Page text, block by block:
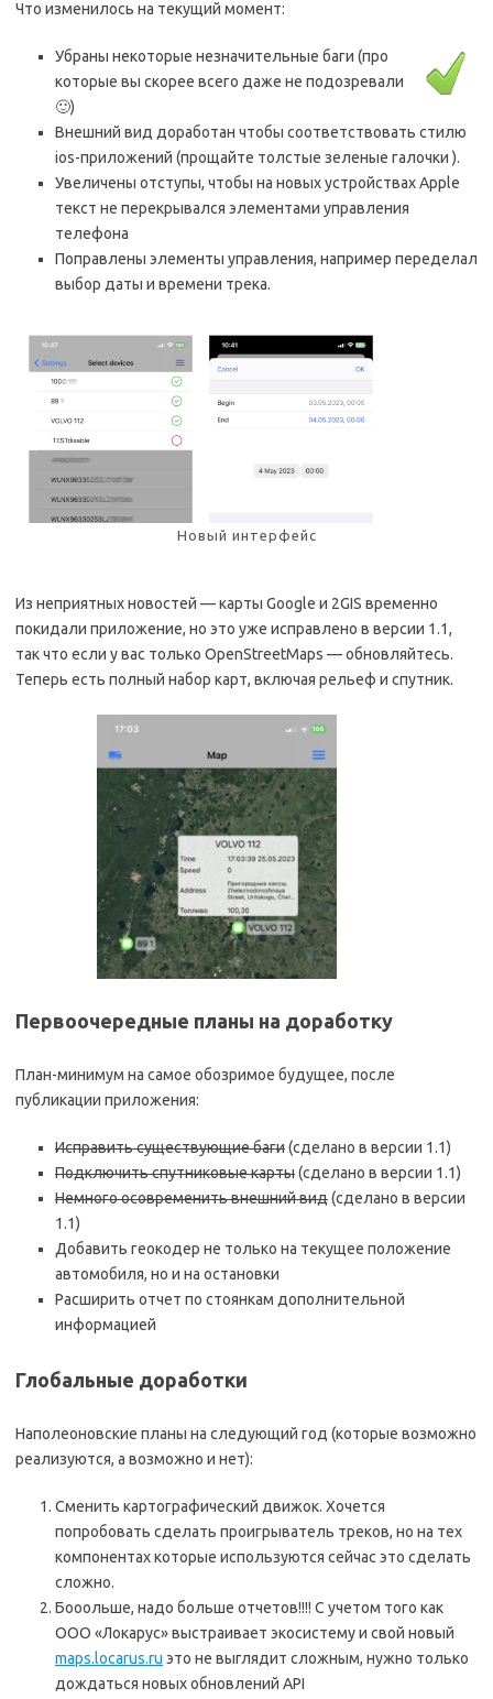
Что изменилось на текущий момент:
Убраны некоторые незначительные баги (про
которые вы скорее всего даже не подозревали
🙂)
Внешний вид доработан чтобы соответствовать стилю
ios-приложений (прощайте толстые зеленые галочки ).
Увеличены отступы, чтобы на новых устройствах Apple
текст не перекрывался элементами управления
телефона
Поправлены элементы управления, например переделал
выбор даты и времени трека.
Новый интерфейс
Из неприятных новостей — карты Google и 2GIS временно
покидали приложение, но это уже исправлено в версии 1.1,
так что если у вас только OpenStreetMaps — обновляйтесь.
Теперь есть полный набор карт, включая рельеф и спутник.
Первоочередные планы на доработку
План-минимум на самое обозримое будущее, после
публикации приложения:
Исправить существующие баги(сделано в версии 1.1)
Подключить спутниковые карты(сделано в версии 1.1)
Немного осовременить внешний вид(сделано в версии
1.1)
Добавить геокодер не только на текущее положение
автомобиля, но и на остановки
Расширить отчет по стоянкам дополнительной
информацией
Глобальные доработки
Наполеоновские планы на следующий год (которые возможно
реализуются, а возможно и нет):
Сменить картографический движок. Хочется
попробовать сделать проигрыватель треков, но на тех
компонентах которые используются сейчас это сделать
сложно.
Бооольше, надо больше отчетов!!!! С учетом того как
ООО «Локарус» выстраивает экосистему и свой новый
maps.locarus.ru это не выглядит сложным, нужно только
дождаться новых обновлений API